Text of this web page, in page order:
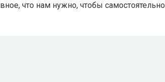
что нам нужно, чтобы самостоятельно